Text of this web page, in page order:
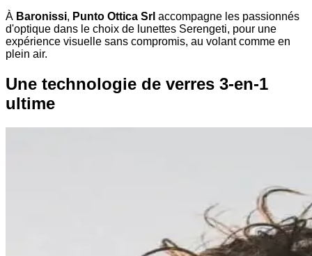
À Baronissi, Punto Ottica Srl accompagne les passionnés
d'optique dans le choix de lunettes Serengeti, pour une
expérience visuelle sans compromis, au volant comme en
plein air.
Une technologie de verres 3-en-1
ultime